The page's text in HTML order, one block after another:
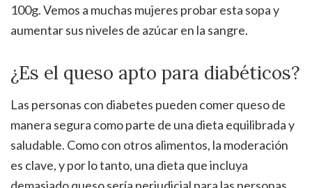
100g. Vemos a muchas mujeres probar esta sopa y
aumentar sus niveles de azúcar en la sangre.
¿Es el queso apto para diabéticos?
Las personas con diabetes pueden comer queso de
manera segura como parte de una dieta equilibrada y
saludable. Como con otros alimentos, la moderación
es clave, y por lo tanto, una dieta que incluya